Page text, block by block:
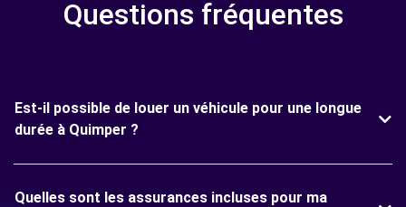
Questions fréquentes
Est-il possible de louer un véhicule pour une longue
durée à Quimper ?
Quelles sont les assurances incluses pour ma